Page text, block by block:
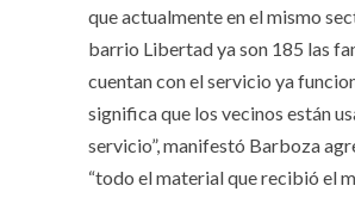
que actualmente en el mismo
barrio Libertad ya son 185 las
cuentan con el servicio ya
significa que los vecinos están
servicio”, manifestó Barboza
“todo el material que recibió el